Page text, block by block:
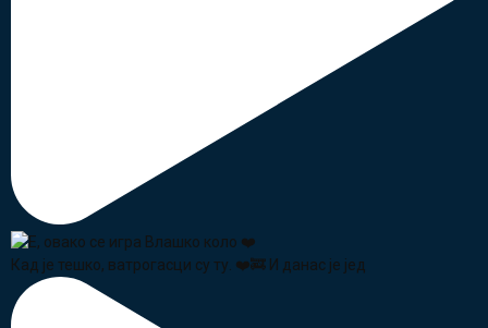
Кад је тешко, ватрогасци су ту. ❤️🚒 И данас је јед